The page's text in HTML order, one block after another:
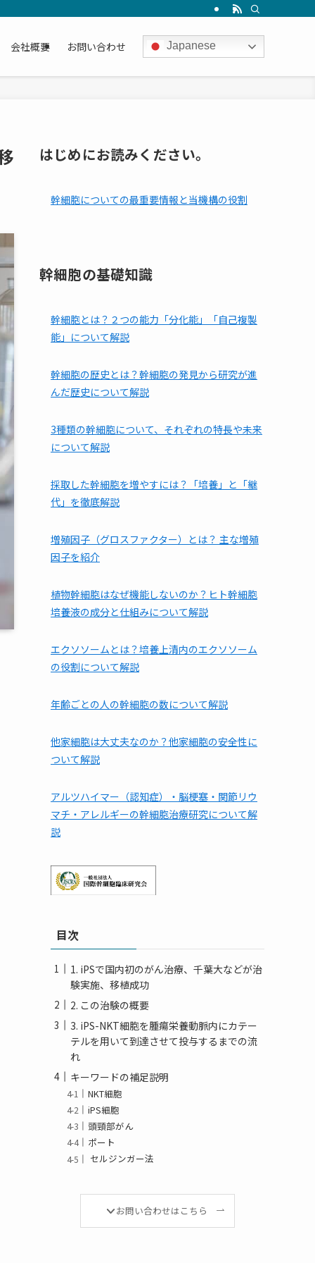
会社概要 お問い合わせ Japanese
はじめにお読みください。
幹細胞についての最重要情報と当機構の役割
幹細胞の基礎知識
幹細胞とは？２つの能力「分化能」「自己複製
能」について解説
幹細胞の歴史とは？幹細胞の発見から研究が進
んだ歴史について解説
3種類の幹細胞について、それぞれの特長や未来
について解説
採取した幹細胞を増やすには？「培養」と「継
代」を徹底解説
増殖因子（グロスファクター）とは？ 主な増殖
因子を紹介
植物幹細胞はなぜ機能しないのか？ヒト幹細胞
培養液の成分と仕組みについて解説
エクソソームとは？培養上清内のエクソソーム
の役割について解説
年齢ごとの人の幹細胞の数について解説
他家細胞は⼤丈夫なのか？他家細胞の安全性に
ついて解説
アルツハイマー（認知症）・脳梗塞・関節リウ
マチ・アレルギーの幹細胞治療研究について解
説
目次
1. iPSで国内初のがん治療、千葉大などが治
験実施、移植成功
2. この治験の概要
3. iPS-NKT細胞を腫瘍栄養動脈内にカテー
テルを用いて到達させて投与するまでの流
れ
キーワードの補足説明
NKT細胞
iPS細胞
頭頸部がん
ポート
セルジンガー法
お問い合わせはこちら